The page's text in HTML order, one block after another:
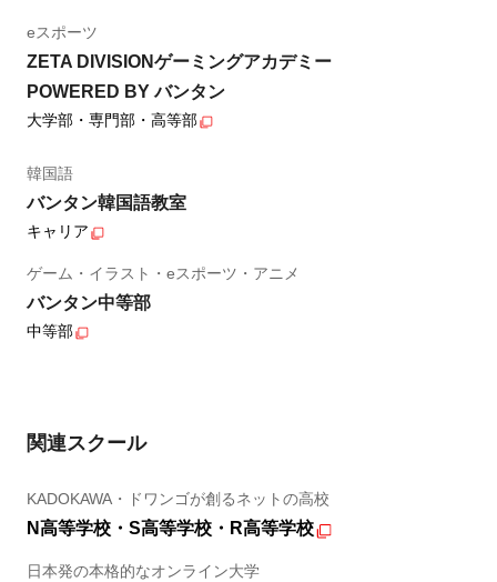
eスポーツ
ZETA DIVISIONゲーミングアカデミー
POWERED BY バンタン
大学部・専門部・高等部
韓国語
バンタン韓国語教室
キャリア
ゲーム・イラスト・eスポーツ・アニメ
バンタン中等部
中等部
関連スクール
KADOKAWA・ドワンゴが創るネットの高校
N高等学校・S高等学校・R高等学校
日本発の本格的なオンライン大学